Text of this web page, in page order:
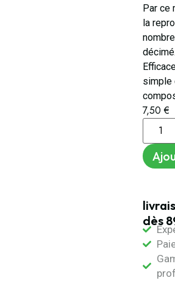
Par ce
la
décimé.
simple
7,50€
dès